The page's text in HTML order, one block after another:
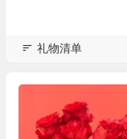
礼物清单